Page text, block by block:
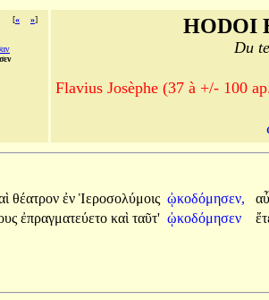
[« »]
HODOI
Du
Flavius Josèphe (37 à +/- 100
θέατρον ἐν Ἱεροσολύμοις ᾠκοδόμησεν,
ἐπραγματεύετο καὶ ταῦτ' ᾠκοδόμησεν